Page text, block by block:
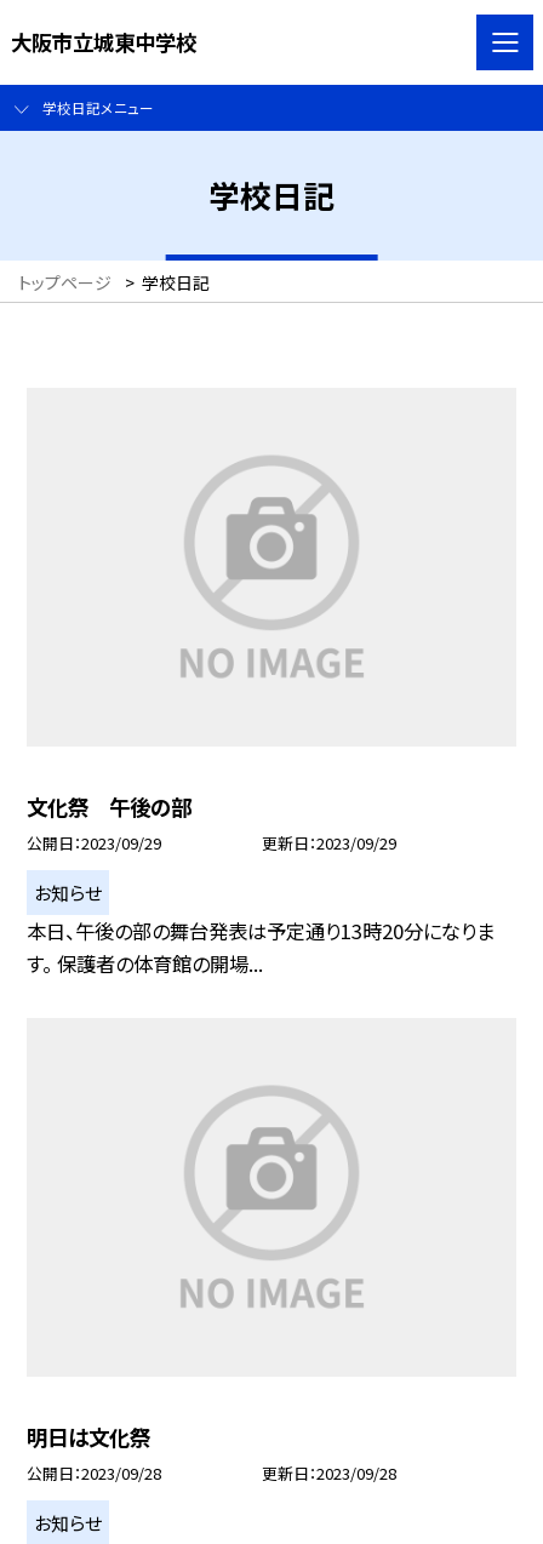
大阪市立城東中学校
学校日記メニュー
学校日記
トップページ > 学校日記
文化祭 午後の部
公開日 2023/09/29 更新日 2023/09/29
お知らせ
本日、午後の部の舞台発表は予定通り13時20分になりま
す。 保護者の体育館の開場...
明日は文化祭
公開日 2023/09/28 更新日 2023/09/28
お知らせ